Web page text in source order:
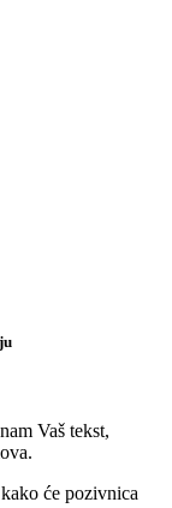
Vaš tekst,
će pozivnica